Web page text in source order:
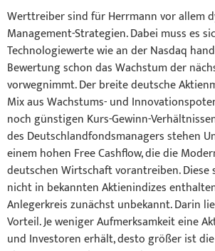
Werttreiber sind für Herrmann vor allem
Management-Strategien. Dabei muss es
Technologiewerte wie an der Nasdaq
Bewertung schon das Wachstum der
vorwegnimmt. Der breite deutsche
Mix aus Wachstums- und
noch günstigen Kurs-Gewinn-
des Deutschlandfondsmanagers stehen
einem hohen Free Cashflow, die die
deutschen Wirtschaft vorantreiben. Diese
nicht in bekannten Aktienindizes
Anlegerkreis zunächst unbekannt. Darin
Vorteil. Je weniger Aufmerksamkeit eine
und Investoren erhält, desto größer ist die